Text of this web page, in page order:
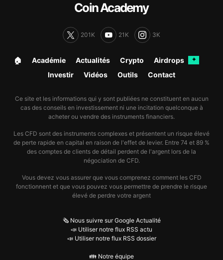
Coin Academy
201K 21K 3K
🏠︎ Académie Actualités Crypto Airdrops ✦
Investir Vidéos Outils Contact
Ce site et les informations qui y sont publiées ne constituent en aucun
cas des conseils en investissement ni une incitation quelconque à
acheter ou vendre des instruments financiers.
Les CFD sont des instruments complexes et présentent un risque élevé
de perte rapide en capital en raison de l'effet de levier. Entre 74 et 89 %
des comptes de clients de détail perdent de l'argent lors de la
négociation de CFD.
Vous devez vous assurer que vous comprenez comment les CFD
fonctionnent et que vous pouvez vous permettre de prendre le risque
élevé de perdre votre argent
🗞️ Nous suivre sur Google Actualité
📣 Utiliser notre flux RSS actu
📣 Utiliser notre flux RSS dossier
👪 Notre équipe